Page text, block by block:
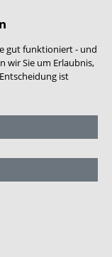
gut funktioniert - und
wir Sie um Erlaubnis,
ist